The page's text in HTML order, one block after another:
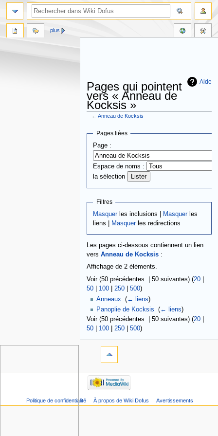
Aide
Pages qui pointent
vers « Anneau de
Kocksis »
←Anneau de Kocksis
Aller
navigation
Aller
recherche
Pages liées
Page :
Espace de noms :
la sélection
Filtres
Masquerles inclusions | Masquerles
liens |
Masquerles redirections
Les pages ci-dessous contiennent un lien
vers Anneau de Kocksis:
Affichage de 2 éléments.
Voir (50 précédentes | 50 suivantes) (20|
50| 100| 250| 500)
Anneaux ‎(← liens)
Panoplie de Kocksis ‎(← liens)
Voir (50 précédentes | 50 suivantes) (20|
50| 100| 250| 500)
plus
Politique de confidentialité À propos de Wiki Dofus Avertissements